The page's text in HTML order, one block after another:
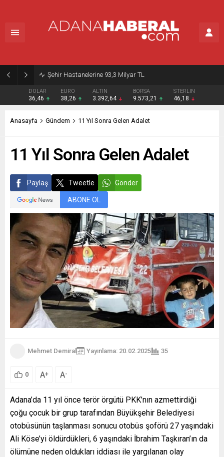
Şehir Hastanelerine 93,3 Milyar TL
DOLAR
36,46
EURO
38,26
ALTIN
3.392,64
BORSA
9.573,21
STERLIN
46,18
Anasayfa Gündem 11 Yıl Sonra Gelen Adalet
11 Yıl Sonra Gelen Adalet
Paylaş Tweetle Gönder
ABONE OL
Mehmet Demiral Yayınlama: 20.02.2025 35
0 A+ A-
Adana’da 11 yıl önce terör örgütü PKK’nın azmettirdiği
çoğu çocuk bir grup tarafından Büyükşehir Belediyesi
otobüsünün taşlanması sonucu otobüs şoförü 27 yaşındaki
Ali Köse’yi öldürdükleri, 6 yaşındaki İbrahim Taşkıran’ın da
ölümüne neden oldukları iddiası ile yargılanan olay